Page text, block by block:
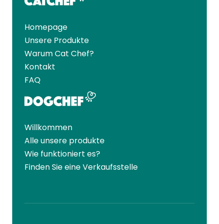
Homepage
Unsere Produkte
Warum Cat Chef?
Kontakt
FAQ
Willkommen
Alle unsere produkte
Wie funktioniert es?
Finden Sie eine Verkaufsstelle